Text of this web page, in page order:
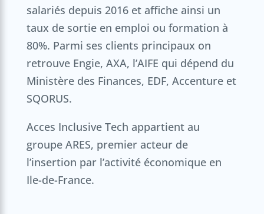
salariés depuis 2016 et affiche ainsi un
taux de sortie en emploi ou formation à
80%. Parmi ses clients principaux on
retrouve Engie, AXA, l’AIFE qui dépend du
Ministère des Finances, EDF, Accenture et
SQORUS.
Acces Inclusive Tech appartient au
groupe ARES, premier acteur de
l’insertion par l’activité économique en
Ile-de-France.